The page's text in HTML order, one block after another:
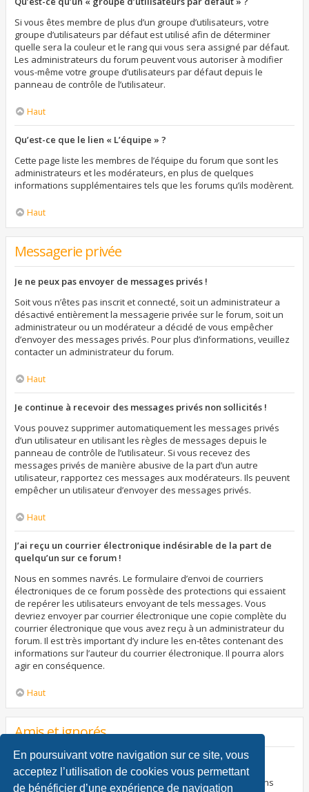
En poursuivant votre navigation sur ce site, vous
acceptez l’utilisation de cookies vous permettant
de bénéficier d’une expérience de navigation
Si vous êtes membre de plus d’un groupe d’utilisateurs, votre
groupe d’utilisateurs par défaut est utilisé afin de déterminer
quelle sera la couleur et le rang qui vous sera assigné par défaut.
Les administrateurs du forum peuvent vous autoriser à modifier
vous-même votre groupe d’utilisateurs par défaut depuis le
panneau de contrôle de l’utilisateur.
Haut
Qu’est-ce que le lien « L’équipe » ?
Cette page liste les membres de l’équipe du forum que sont les
administrateurs et les modérateurs, en plus de quelques
informations supplémentaires tels que les forums qu’ils modèrent.
Haut
Messagerie privée
Je ne peux pas envoyer de messages privés !
Soit vous n’êtes pas inscrit et connecté, soit un administrateur a
désactivé entièrement la messagerie privée sur le forum, soit un
administrateur ou un modérateur a décidé de vous empêcher
d’envoyer des messages privés. Pour plus d’informations, veuillez
contacter un administrateur du forum.
Haut
Je continue à recevoir des messages privés non sollicités !
Vous pouvez supprimer automatiquement les messages privés
d’un utilisateur en utilisant les règles de messages depuis le
panneau de contrôle de l’utilisateur. Si vous recevez des
messages privés de manière abusive de la part d’un autre
utilisateur, rapportez ces messages aux modérateurs. Ils peuvent
empêcher un utilisateur d’envoyer des messages privés.
Haut
J’ai reçu un courrier électronique indésirable de la part de
quelqu’un sur ce forum !
Nous en sommes navrés. Le formulaire d’envoi de courriers
électroniques de ce forum possède des protections qui essaient
de repérer les utilisateurs envoyant de tels messages. Vous
devriez envoyer par courrier électronique une copie complète du
courrier électronique que vous avez reçu à un administrateur du
forum. Il est très important d’y inclure les en-têtes contenant des
informations sur l’auteur du courrier électronique. Il pourra alors
agir en conséquence.
Haut
Amis et ignorés
À quoi sert ma liste d’amis et d’ignorés ?
Vous pouvez utiliser ces listes afin d’organiser et trier certains